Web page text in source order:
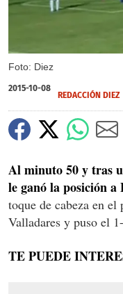
Foto: Diez
2015-10-08
REDACCIÓN DIEZ
Al minuto 50 y tras
le ganó la posición a
toque de cabeza en
Valladares y puso el
TE PUEDE